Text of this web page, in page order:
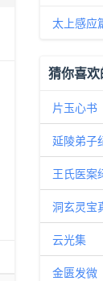
太上感应
猜你喜
片玉心书
延陵弟子
王氏医案
洞玄灵宝
云光集
金匮发微